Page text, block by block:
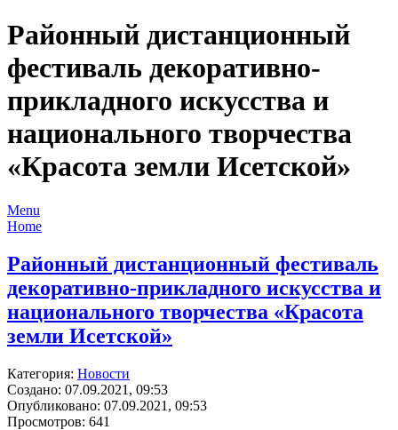
Районный дистанционный
фестиваль декоративно-
прикладного искусства и
национального творчества
«Красота земли Исетской»
Menu
Home
Районный дистанционный фестиваль
декоративно-прикладного искусства и
национального творчества «Красота
земли Исетской»
Категория: Новости
Создано: 07.09.2021, 09:53
Опубликовано: 07.09.2021, 09:53
Просмотров: 641